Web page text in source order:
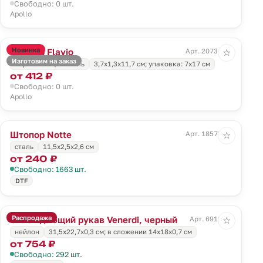
Свободно: 0 шт.
Apollo
Новинка
Изготовим на заказ
Штопор Flavio
Арт. 20734.00
нержавеющая сталь
3,7х1,3х11,7 см; упаковка: 7х17 см
от 412 ₽
Свободно: 0 шт.
Apollo
☆
Штопор Notte
Арт. 18572.00
сталь
11,5х2,5х2,6 см
от 240 ₽
Свободно: 1663 шт.
DTF
☆
Распродажа
Охлаждающий рукав Venerdi, черный
Арт. 6919.30
нейлон
31,5х22,7х0,3 см; в сложении 14x18x0,7 см
от 754 ₽
Свободно: 292 шт.
☆